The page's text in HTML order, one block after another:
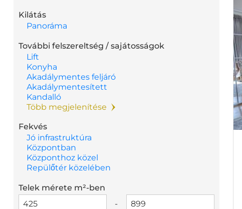
Kilátás
Panoráma
További felszereltség / sajátosságok
Lift
Konyha
Akadálymentes feljáró
Akadálymentesített
Kandalló
Több megjelenítése
Fekvés
Jó infrastruktúra
Központban
Központhoz közel
Repülőtér közelében
Telek mérete m²-ben
-